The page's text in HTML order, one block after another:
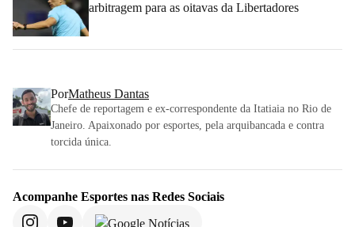
arbitragem para as oitavas da Libertadores
PorMatheus Dantas
Chefe de reportagem e ex-correspondente da Itatiaia no Rio de
Janeiro. Apaixonado por esportes, pela arquibancada e contra
torcida única.
Acompanhe Esportes nas Redes Sociais